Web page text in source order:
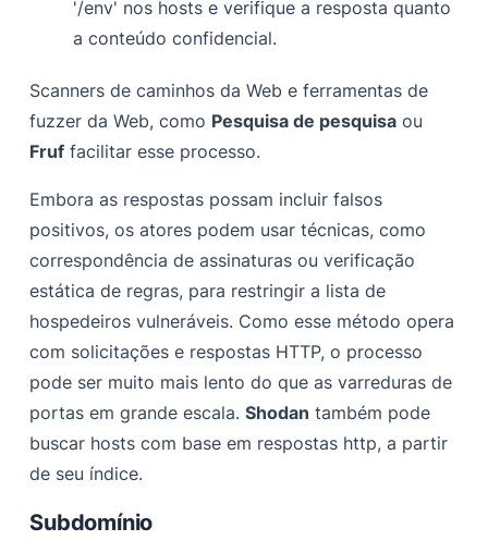
'/env' nos hosts e verifique a resposta quanto
a conteúdo confidencial.
Scanners de caminhos da Web e ferramentas de
fuzzer da Web, como Pesquisa de pesquisa ou
Fruf facilitar esse processo.
Embora as respostas possam incluir falsos
positivos, os atores podem usar técnicas, como
correspondência de assinaturas ou verificação
estática de regras, para restringir a lista de
hospedeiros vulneráveis. Como esse método opera
com solicitações e respostas HTTP, o processo
pode ser muito mais lento do que as varreduras de
portas em grande escala.Shodan também pode
buscar hosts com base em respostas http, a partir
de seu índice.
Subdomínio